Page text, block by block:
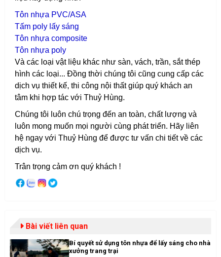
Tôn nhựa PVC/ASA
Tấm poly lấy sáng
Tôn nhựa composite
Tôn nhựa poly
Và các loại vật liệu khác như sàn, vách, trần, sắt thép
hình các loại... Đồng thời chúng tôi cũng cung cấp các
dịch vụ thiết kế, thi công nội thất giúp quý khách an
tâm khi hợp tác với Thuỷ Hùng.
Chúng tôi luôn chú trọng đến an toàn, chất lượng và
luôn mong muốn mọi người cùng phát triển. Hãy liên
hệ ngay với Thuỷ Hùng để được tư vấn chi tiết về các
dịch vụ.
Trân trọng cảm ơn quý khách !
Bài viết liên quan
Bí quyết sử dụng tôn nhựa để lấy sáng cho nhà
xưởng trang trại